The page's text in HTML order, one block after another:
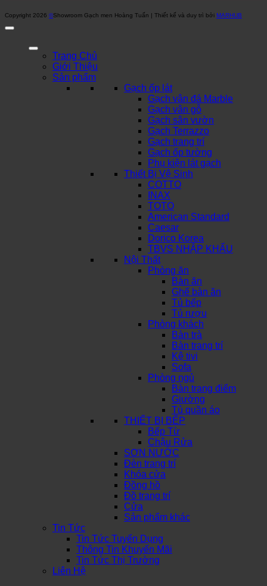
Copyright 2026 ©Showroom Gạch men Hoàng Tuấn | Thiết kế và duy trì bởi MARHUB
Trang Chủ
Giới Thiệu
Sản phẩm
Gạch ốp lát
Gạch vân đá Marble
Gạch vân gỗ
Gạch sân vườn
Gạch Terrazzo
Gạch trang trí
Gạch ốp tường
Phụ kiện lát gạch
Thiết Bị Vệ Sinh
COTTO
INAX
TOTO
American Standard
Caesar
Dorico Korea
TBVS NHẬP KHẨU
Nội Thất
Phòng ăn
Bàn ăn
Ghế bàn ăn
Tủ bếp
Tủ rượu
Phòng khách
Bàn trà
Bàn trang trí
Kệ tivi
Sofa
Phòng ngủ
Bàn trang điểm
Giường
Tủ quần áo
THIẾT BỊ BẾP
Bếp Từ
Chậu Rửa
SƠN NƯỚC
Đèn trang trí
Khóa cửa
Đồng hồ
Đồ trang trí
Cửa
Sản phẩm khác
Tin Tức
Tin Tức Tuyển Dụng
Thông Tin Khuyến Mãi
Tin Tức Thị Trường
Liên Hệ